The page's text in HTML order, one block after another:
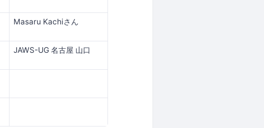
Masaru Kachiさん
JAWS-UG 名古屋 山口